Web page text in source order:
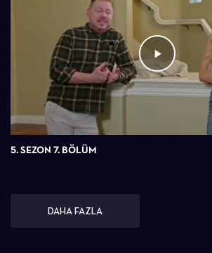
5. SEZON 7. BÖLÜM
DAHA FAZLA